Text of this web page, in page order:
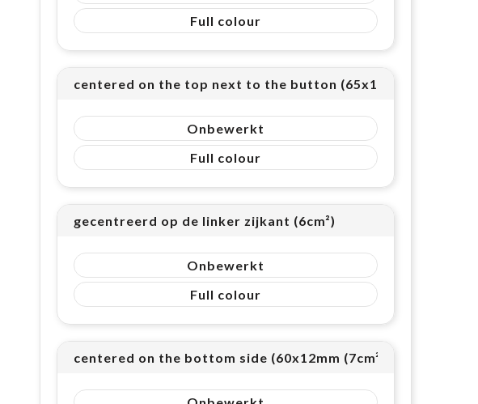
Full colour
centered on the top next to the button (65x15mm (10cm²))
Onbewerkt
Full colour
gecentreerd op de linker zijkant (6cm²)
Onbewerkt
Full colour
centered on the bottom side (60x12mm (7cm²))